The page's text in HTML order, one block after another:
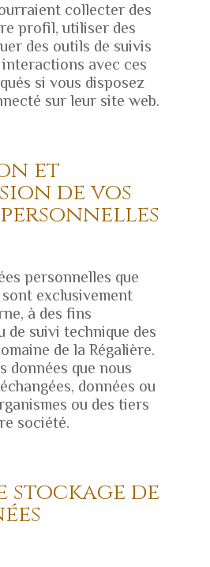
collecter des
profil, utiliser des
des outils de suivis
avec ces
si vous disposez
sur leur site web.
et
de vos
personnelles que
exclusivement
à des fins
de suivi technique des
de la Régalière.
données que nous
données ou
ou des tiers
société.
stockage de